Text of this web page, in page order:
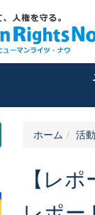
ホーム 活
【レ